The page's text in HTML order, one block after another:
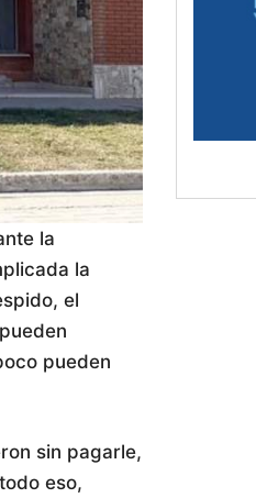
la
la
el
pueden
sin pagarle,
eso,